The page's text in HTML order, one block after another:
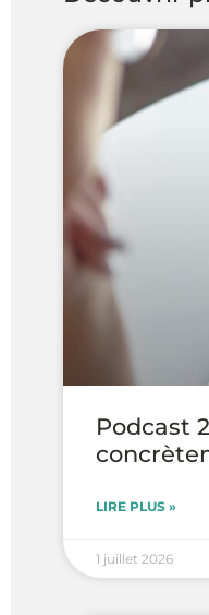
Podcast
LIRE PLUS »
1 juillet 2026